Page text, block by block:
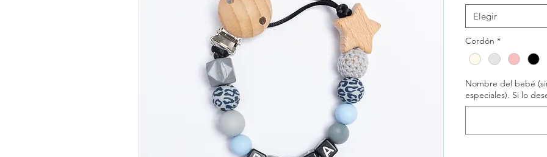
Elegir
Cordón *
Nombre del bebé
especiales). Si lo